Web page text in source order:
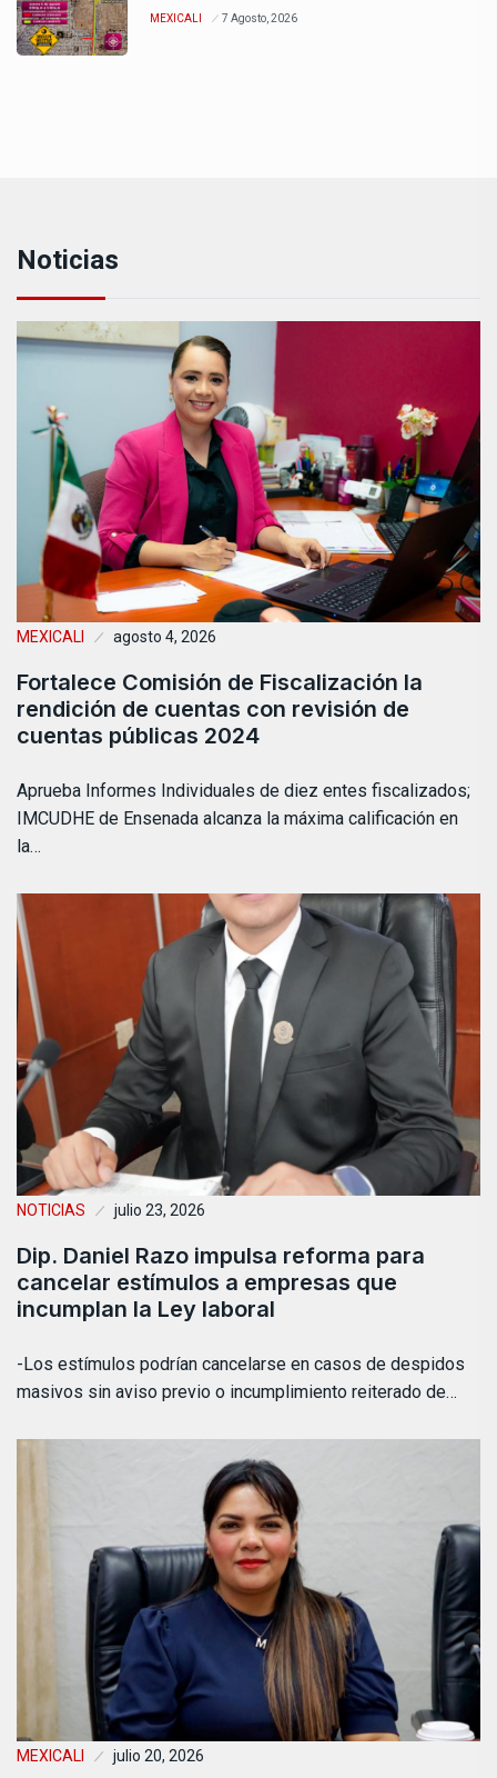
MEXICALI 7 Agosto, 2026
Noticias
MEXICALI agosto 4, 2026
Fortalece Comisión de Fiscalización la
rendición de cuentas con revisión de
cuentas públicas 2024
Aprueba Informes Individuales de diez entes fiscalizados;
IMCUDHE de Ensenada alcanza la máxima calificación en
la…
NOTICIAS julio 23, 2026
Dip. Daniel Razo impulsa reforma para
cancelar estímulos a empresas que
incumplan la Ley laboral
-Los estímulos podrían cancelarse en casos de despidos
masivos sin aviso previo o incumplimiento reiterado de…
MEXICALI julio 20, 2026